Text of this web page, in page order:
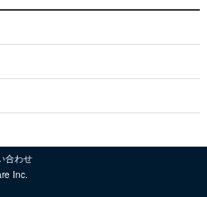
合わせ
Inc.